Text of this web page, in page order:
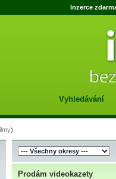
Inzerce
Vyhledávání
)
Prodám videokazety